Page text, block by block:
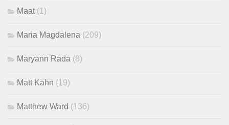
Maat (1)
Maria Magdalena (209)
Maryann Rada (8)
Matt Kahn (19)
Matthew Ward (136)